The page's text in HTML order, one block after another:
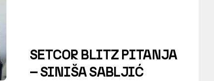
SETCOR BLITZ PITANJA
– SINIŠA SABLJIĆ